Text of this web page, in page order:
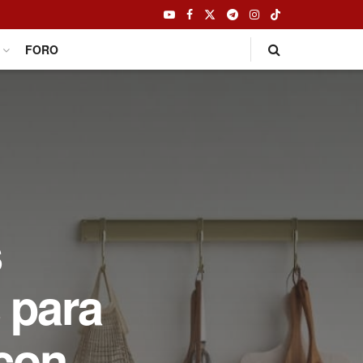
FORO